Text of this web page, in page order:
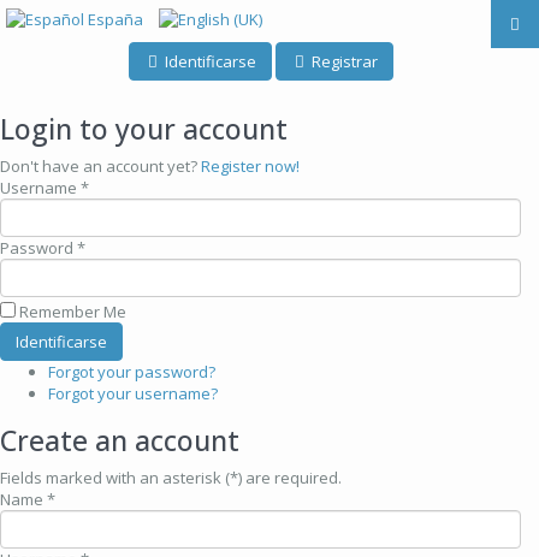
Identificarse Registrar
Login to your account
Don't have an account yet?Register now!
Username *
Password *
Remember Me
Forgot your password?
Forgot your username?
Create an account
Fields marked with an asterisk (*) are required.
Name *